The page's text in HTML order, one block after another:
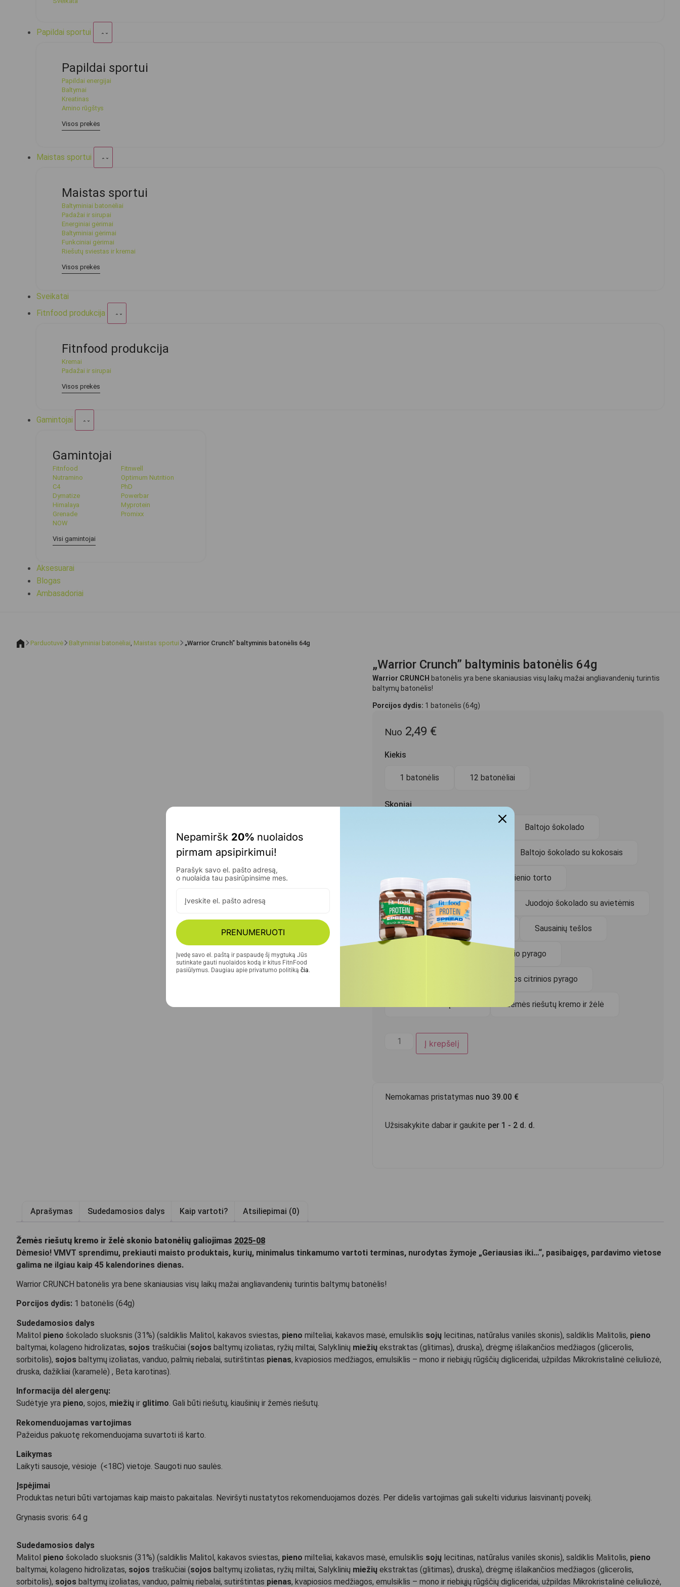
Papildai sportui
Papildai sportui
Papildai energijai
Baltymai
Kreatinas
Amino rūgštys
Visos prekės
Maistas sportui
Maistas sportui
Baltyminiai batonėliai
Padažai ir sirupai
Energiniai gėrimai
Baltyminiai gėrimai
Funkciniai gėrimai
Riešutų sviestas ir kremai
Visos prekės
Sveikatai
Fitnfood produkcija
Fitnfood produkcija
Kremai
Padažai ir sirupai
Visos prekės
Gamintojai
Gamintojai
Fitnfood
Nutramino
C4
Dymatize
Himalaya
Grenade
NOW
Fitnwell
Optimum Nutrition
PhD
Powerbar
Myprotein
Promixx
Visi gamintojai
Aksesuarai
Blogas
Ambasadoriai
Parduotuvė Baltyminiai batonėliai Maistas sportui „Warrior Crunch” baltyminis batonėlis 64g
„Warrior Crunch” baltyminis batonėlis 64g
Warrior CRUNCH batonėlis yra bene skaniausias visų laikų mažai angliavandenių turintis
baltymų batonėlis!
Porcijos dydis: 1 batonėlis (64g)
Nuo 2,49 €
Kiekis
1 batonėlis 12 batonėliai
Skoniai
Baltojo šokolado
Baltojo šokolado su kokosais
Bananinio pyrago Gimtadienio torto
Juodojo šokolado ir aviečių Juodojo šokolado su avietėmis
Juodojo šokolado su riešutais Sausainių tešlos
Šokoladinio pyrago
Žaliosios citrinios pyrago
Žemės riešutų kremo ir žėlė
Į krepšelį
Nemokamas pristatymas nuo 39.00 €
Užsisakykite dabar ir gaukite per 1 - 2 d. d.
Aprašymas Sudedamosios dalys Kaip vartoti? Atsiliepimai (0)
Žemės riešutų kremo ir želė skonio batonėlių galiojimas 2025-08
Dėmesio! VMVT sprendimu, prekiauti maisto produktais, kurių, minimalus tinkamumo vartoti terminas, nurodytas žymoje „Geriausias iki…“, pasibaigęs, pardavimo vietose
galima ne ilgiau kaip 45 kalendorines dienas.
Warrior CRUNCH batonėlis yra bene skaniausias visų laikų mažai angliavandenių turintis baltymų batonėlis!
Porcijos dydis: 1 batonėlis (64g)
Sudedamosios dalys
Malitol pieno šokolado sluoksnis (31%) (saldiklis Malitol, kakavos sviestas, pieno milteliai, kakavos masė, emulsiklis sojų lecitinas, natūralus vanilės skonis), saldiklis Malitolis, pieno
baltymai, kolageno hidrolizatas, sojos traškučiai (sojos baltymų izoliatas, ryžių miltai, Salyklinių miežių ekstraktas (glitimas), druska), drėgmę išlaikančios medžiagos (glicerolis,
sorbitolis), sojos baltymų izoliatas, vanduo, palmių riebalai, sutirštintas pienas, kvapiosios medžiagos, emulsiklis – mono ir riebiųjų rūgščių digliceridai, užpildas Mikrokristalinė celiuliozė,
druska, dažikliai (karamelė) , Beta karotinas).
Informacija dėl alergenų:
Sudėtyje yra pieno, sojos, miežių ir glitimo. Gali būti riešutų, kiaušinių ir žemės riešutų.
Rekomenduojamas vartojimas
Pažeidus pakuotę rekomenduojama suvartoti iš karto.
Laikymas
Laikyti sausoje, vėsioje (<18C) vietoje. Saugoti nuo saulės.
Įspėjimai
Produktas neturi būti vartojamas kaip maisto pakaitalas. Neviršyti nustatytos rekomenduojamos dozės. Per didelis vartojimas gali sukelti vidurius laisvinantį poveikį.
Grynasis svoris: 64 g
Sudedamosios dalys
Malitol pieno šokolado sluoksnis (31%) (saldiklis Malitol, kakavos sviestas, pieno milteliai, kakavos masė, emulsiklis sojų lecitinas, natūralus vanilės skonis), saldiklis Malitolis, pieno
baltymai, kolageno hidrolizatas, sojos traškučiai (sojos baltymų izoliatas, ryžių miltai, Salyklinių miežių ekstraktas (glitimas), druska), drėgmę išlaikančios medžiagos (glicerolis,
sorbitolis), sojos baltymų izoliatas, vanduo, palmių riebalai, sutirštintas pienas, kvapiosios medžiagos, emulsiklis – mono ir riebiųjų rūgščių digliceridai, užpildas Mikrokristalinė celiuliozė,
Nepamiršk 20% nuolaidos
pirmam apsipirkimui!
Parašyk savo el. pašto adresą,
o nuolaida tau pasirūpinsime mes.
PRENUMERUOTI
Įvedę savo el. paštą ir paspaudę šį mygtuką Jūs
sutinkate gauti nuolaidos kodą ir kitus FitnFood
pasiūlymus. Daugiau apie privatumo politiką čia.